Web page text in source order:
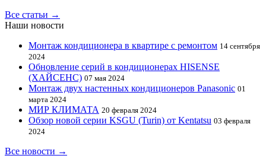
Все статьи →
Наши новости
Монтаж кондиционера в квартире с ремонтом 14 сентября
2024
Обновление серий в кондиционерах HISENSE
(ХАЙСЕНС) 07 мая 2024
Монтаж двух настенных кондиционеров Panasonic 01
марта 2024
МИР КЛИМАТА 20 февраля 2024
Обзор новой серии KSGU (Turin) от Kentatsu 03 февраля
2024
Все новости →